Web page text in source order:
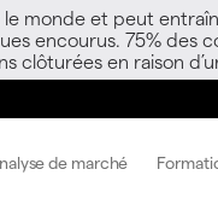
monde et peut
encourus. 75% des
clôturées en raison
de marché